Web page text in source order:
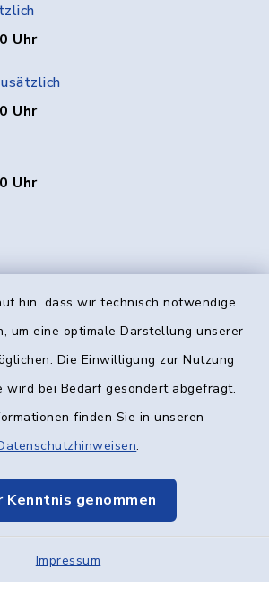
hin, dass wir technisch notwendige
um eine optimale Darstellung unserer
Die Einwilligung zur Nutzung
wird bei Bedarf gesondert abgefragt.
finden Sie in unseren
.
Kenntnis genommen
Impressum
Uhr
Uhr
Uhr
Kontakt
Datenschutz
Kommunikation
Sitemap